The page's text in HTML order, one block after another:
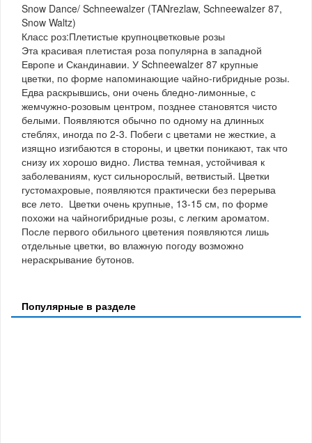
Snow Dance/ Schneewalzer (TANrezlaw, Schneewalzer 87,
Snow Waltz)
Класс роз:Плетистые крупноцветковые розы
Эта красивая плетистая роза популярна в западной
Европе и Скандинавии. У Schneewalzer 87 крупные
цветки, по форме напоминающие чайно-гибридные розы.
Едва раскрывшись, они очень бледно-лимонные, с
жемчужно-розовым центром, позднее становятся чисто
белыми. Появляются обычно по одному на длинных
стеблях, иногда по 2-3. Побеги с цветами не жесткие, а
изящно изгибаются в стороны, и цветки поникают, так что
снизу их хорошо видно. Листва темная, устойчивая к
заболеваниям, куст сильнорослый, ветвистый. Цветки
густомахровые, появляются практически без перерыва
все лето. Цветки очень крупные, 13-15 см, по форме
похожи на чайногибридные розы, с легким ароматом.
После первого обильного цветения появляются лишь
отдельные цветки, во влажную погоду возможно
нераскрывание бутонов.
Популярные в разделе